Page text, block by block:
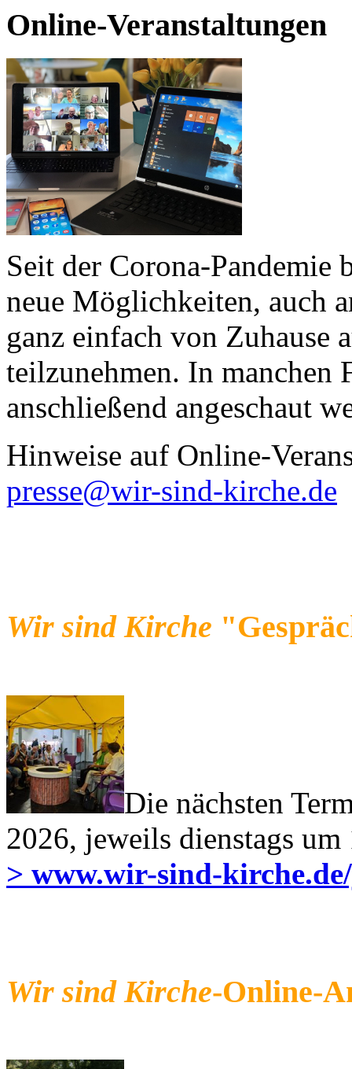
Online-Veranstaltungen
Seit der Corona-Pandemie
neue Möglichkeiten, auch
ganz einfach von Zuhause
teilzunehmen. In manchen
anschließend angeschaut
Hinweise auf Online-
presse@wir-sind-kirche.de
Wir sind Kirche
Die nächsten
2026, jeweils dienstags
> www.wir-sind-
Wir sind Kirche-Online-